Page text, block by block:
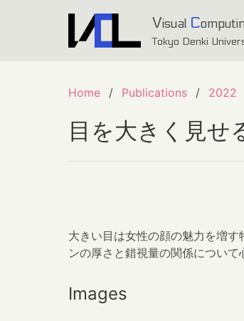
Visual C
Tokyo Denki
Home Publications 2022
目を大きく見せ
大きい目は女性の顔の魅力を増
ンの厚さと錯視量の関係について
Images